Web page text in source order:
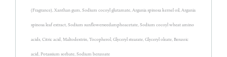
(Fragrance), Xanthan gum, Sodium cocoyl glutamate, Argania spinosa kernel oil, Argania
spinosa leaf extract, Sodium sunflowerseedamphoacetate, Sodium cocoyl wheat amino
acids, Citric acid, Maltodextrin, Tocopherol, Glyceryl stearate, Glyceryl oleate, Benzoic
acid, Potassium sorbate, Sodium benzoate